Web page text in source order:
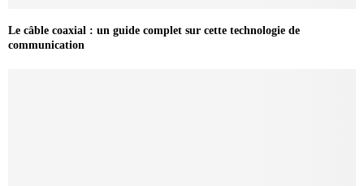
Le câble coaxial : un guide complet sur cette technologie de
communication